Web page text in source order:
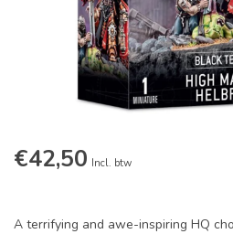
€42,50 Incl. btw
A terrifying and awe-inspiring HQ